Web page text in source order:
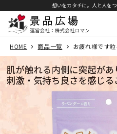
想いをカタチに。人と人を
HOME 商品一覧 お疲れ様です粒々